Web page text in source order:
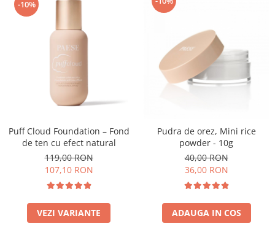
-10%
Puff Cloud Foundation – Fond
de ten cu efect natural
119,00 RON
107,10 RON
VEZI VARIANTE
Pudra de orez, Mini rice
powder - 10g
40,00 RON
36,00 RON
ADAUGA IN COS